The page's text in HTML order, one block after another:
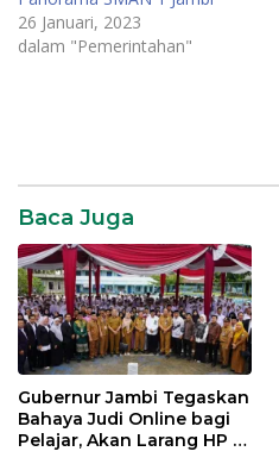
26 Januari, 2023
dalam "Pemerintahan"
Baca Juga
Gubernur Jambi Tegaskan
Bahaya Judi Online bagi
Pelajar, Akan Larang HP di